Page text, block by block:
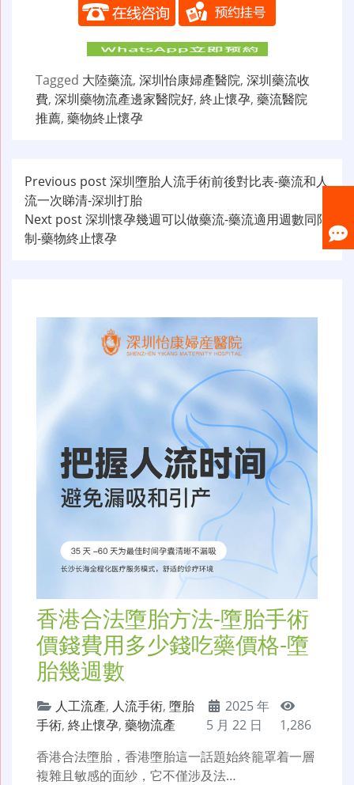
Tagged 大陸藥流, 深圳怡康婦產醫院, 深圳藥流收
費, 深圳藥物流產邊家醫院好, 終止懷孕, 藥流醫院
推薦, 藥物終止懷孕
文
章
导
Previous post深圳墮胎人流手術前後對比表-藥流和人
流一次睇清-深圳打胎
Next post深圳懷孕幾週可以做藥流-藥流適用週數同限
制-藥物終止懷孕
香港合法墮胎方法-墮胎手術
價錢費用多少錢吃藥價格-墮
胎幾週數
人工流產, 人流手術, 墮胎
手術, 終止懷孕, 藥物流產
2025 年
5 月 22 日
1,286
香港合法墮胎，香港墮胎這一話題始終籠罩着一層
複雜且敏感的面紗，它不僅涉及法…